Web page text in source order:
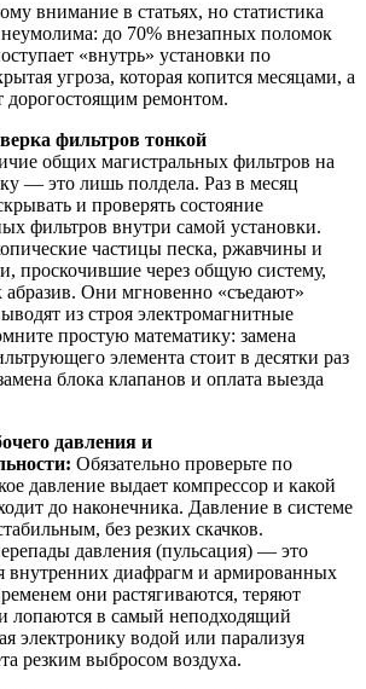
внимание в статьях, но статистика
до 70% внезапных поломок
«внутрь» установки по
угроза, которая копится месяцами, а
дорогостоящим ремонтом.
фильтров тонкой
общих магистральных фильтров на
— это лишь полдела. Раз в месяц
и проверять состояние
фильтров внутри самой установки.
частицы песка, ржавчины и
проскочившие через общую систему,
абразив. Они мгновенно «съедают»
из строя электромагнитные
простую математику: замена
элемента стоит в десятки раз
блока клапанов и оплата выезда
давления и
Обязательно проверьте по
давление выдает компрессор и какой
до наконечника. Давление в системе
без резких скачков.
давления (пульсация) — это
внутренних диафрагм и армированных
они растягиваются, теряют
лопаются в самый неподходящий
электронику водой или парализуя
резким выбросом воздуха.